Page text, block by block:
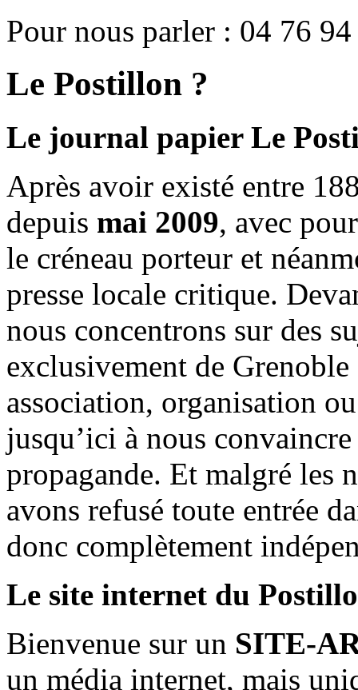
Pour nous parler : 04 76
Le Postillon ?
Le journal papier Le
Après avoir existé entre
depuis mai 2009, avec
le créneau porteur et
presse locale critique.
nous concentrons sur des
exclusivement de
association, organisation
jusqu’ici à nous
propagande. Et malgré les
avons refusé toute entrée
donc complètement
Le site internet du
Bienvenue sur un SITE-
un média internet, mais